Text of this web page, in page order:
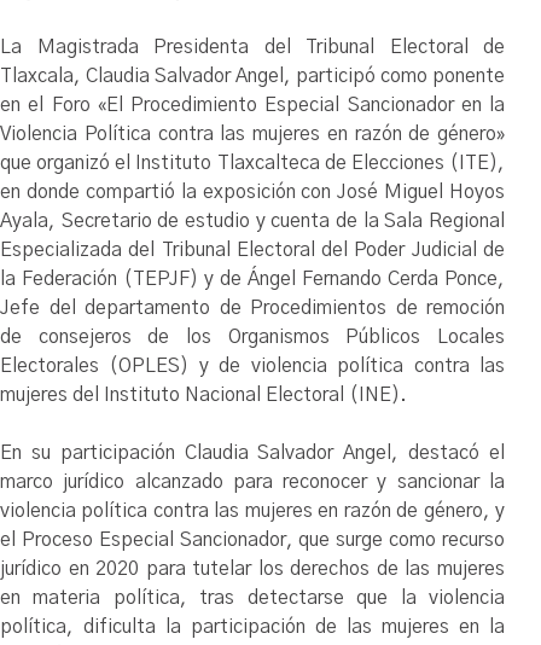
La Magistrada Presidenta del Tribunal Electoral de
Tlaxcala, Claudia Salvador Angel, participó como ponente
en el Foro «El Procedimiento Especial Sancionador en la
Violencia Política contra las mujeres en razón de género»
que organizó el Instituto Tlaxcalteca de Elecciones (ITE),
en donde compartió la exposición con José Miguel Hoyos
Ayala, Secretario de estudio y cuenta de la Sala Regional
Especializada del Tribunal Electoral del Poder Judicial de
la Federación (TEPJF) y de Ángel Fernando Cerda Ponce,
Jefe del departamento de Procedimientos de remoción
de consejeros de los Organismos Públicos Locales
Electorales (OPLES) y de violencia política contra las
mujeres del Instituto Nacional Electoral (INE).
En su participación Claudia Salvador Angel, destacó el
marco jurídico alcanzado para reconocer y sancionar la
violencia política contra las mujeres en razón de género, y
el Proceso Especial Sancionador, que surge como recurso
jurídico en 2020 para tutelar los derechos de las mujeres
en materia política, tras detectarse que la violencia
política, dificulta la participación de las mujeres en la